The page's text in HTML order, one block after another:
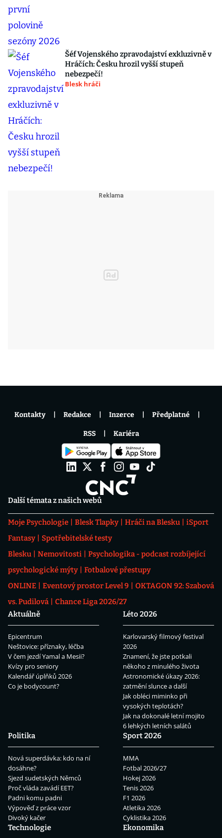
Šéf Vojenského zpravodajství exkluzivně v
Hráčích: Česku hrozil vyšší stupeň
nebezpečí!
Blesk hráči
Další témata z našich webů
Moje Psychologie Blesk Tlapky Hráči na Blesku
iSport
Fantasy
Spotřebitelské testy
Blesku
Nemovitosti
Psychologika - podcast rozbíjející
psychologické mýty
Fotbalové přestupy
ONLINE
Eventový prostor Level 9
OKTAGON 92: Szabová
vs. Pudilová
Chance Liga 2026/27
Aktuálně
Epicentrum
Neštovice: příznaky, léčba
V čem jezdí Yamal a Mesii?
Kvízy pro seniory
Kalendář úplňků 2026
Co je bodycount?
Léto 2026
Karlovarský filmový festival
2026
Znamení, že jste potkali
někoho z minulého života
Astronomické úkazy 2026:
zatmění slunce a další
Jak obléci miminko při
vysokých teplotách?
Jak na dokonalé letní mojito
6 lehkých letních salátů
Politika
Nová superdávka: kdo na ní
dosáhne?
Sjezd sudetských Němců
Proč vláda zavádí EET?
Padni komu padni
Výpověď z práce vzor
Divoký kačer
Sport 2026
MMA
Fotbal 2026/27
Hokej 2026
Tenis 2026
F1 2026
Atletika 2026
Cyklistika 2026
Technologie
Ekonomika
Kontakty Redakce Inzerce Předplatné
RSS Kariéra